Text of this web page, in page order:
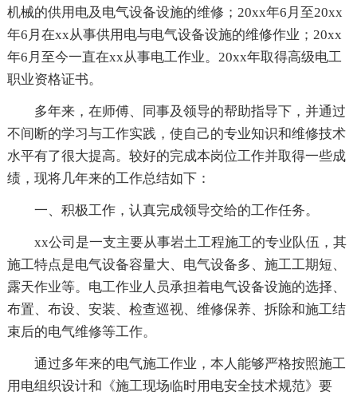
机械的供用电及电气设备设施的维修；20xx年6月至20xx
年6月在xx从事供用电与电气设备设施的维修作业；20xx
年6月至今一直在xx从事电工作业。20xx年取得高级电工
职业资格证书。
多年来，在师傅、同事及领导的帮助指导下，并通过
不间断的学习与工作实践，使自己的专业知识和维修技术
水平有了很大提高。较好的完成本岗位工作并取得一些成
绩，现将几年来的工作总结如下：
一、积极工作，认真完成领导交给的工作任务。
xx公司是一支主要从事岩土工程施工的专业队伍，其
施工特点是电气设备容量大、电气设备多、施工工期短、
露天作业等。电工作业人员承担着电气设备设施的选择、
布置、布设、安装、检查巡视、维修保养、拆除和施工结
束后的电气维修等工作。
通过多年来的电气施工作业，本人能够严格按照施工
用电组织设计和《施工现场临时用电安全技术规范》要